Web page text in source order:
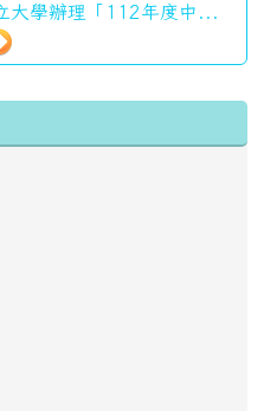
大學辦理「112年度中...